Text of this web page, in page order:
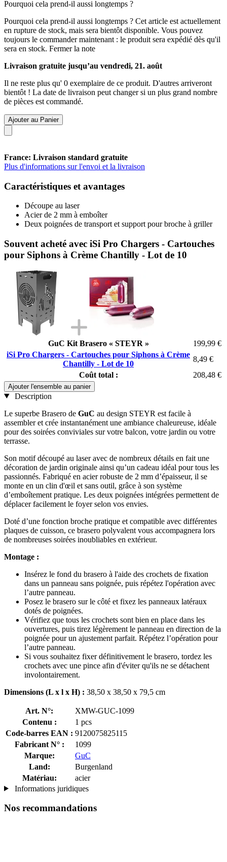
Pourquoi cela prend-il aussi longtemps ?
Pourquoi cela prend-il aussi longtemps ? Cet article est actuellement
en rupture de stock, mais sera bientôt disponible. Vous pouvez
toujours le commander maintenant : le produit sera expédié dès qu'il
sera en stock. Fermer la note
Livraison gratuite jusqu’au vendredi, 21. août
Il ne reste plus qu' 0 exemplaire de ce produit. D'autres arriveront
bientôt ! La date de livraison peut changer si un plus grand nombre
de pièces est commandé.
Ajouter au Panier
France: Livraison standard gratuite
Plus d'informations sur l'envoi et la livraison
Caractéristiques et avantages
Découpe au laser
Acier de 2 mm à emboîter
Deux poignées de transport et support pour broche à griller
Souvent acheté avec iSi Pro Chargers - Cartouches
pour Siphons à Crème Chantilly - Lot de 10
GuC Kit Brasero « STEYR »
199,99 €
iSi Pro Chargers - Cartouches pour Siphons à Crème
Chantilly - Lot de 10
8,49 €
Coût total :
208,48 €
Ajouter l'ensemble au panier
Description
Le superbe Brasero de GuC au design STEYR est facile à
assembler et crée instantanément une ambiance chaleureuse, idéale
pour des soirées conviviales sur votre balcon, votre jardin ou votre
terrasse.
Son motif découpé au laser avec de nombreux détails en fait une
décoration de jardin originale ainsi qu’un cadeau idéal pour tous les
passionnés. Fabriqué en acier robuste de 2 mm d’épaisseur, il se
monte en un clin d'œil et sans outil, grâce à son système
d’emboîtement pratique. Les deux poignées intégrées permettent de
déplacer facilement le foyer selon vos envies.
Doté d’une fonction broche pratique et compatible avec différentes
plaques de cuisson, ce brasero polyvalent vous accompagnera lors
de nombreuses soirées inoubliables en extérieur.
Montage :
Insérez le fond du brasero à l'aide des crochets de fixation
dans un panneau sans poignée, puis répétez l'opération avec
l’autre panneau.
Posez le brasero sur le côté et fixez les panneaux latéraux
dotés de poignées.
Vérifiez que tous les crochets sont bien en place dans les
ouvertures, puis tirez légèrement le panneau en direction de la
poignée pour un ajustement parfait. Répétez l’opération pour
l’autre panneau.
Si vous souhaitez fixer définitivement le brasero, tordez les
crochets avec une pince afin d'éviter qu'ils ne se détachent
involontairement.
Dimensions (L x l x H) : 38,50 x 38,50 x 79,5 cm
Art. N°:
XMW-GUC-1099
Contenu :
1 pcs
Code-barres EAN : 9120075825115
Fabricant N° :
1099
Marque:
GuC
Land:
Burgenland
Matériau:
acier
Informations juridiques
Nos recommandations